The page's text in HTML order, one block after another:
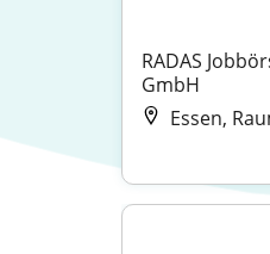
RADAS
GmbH
Essen,